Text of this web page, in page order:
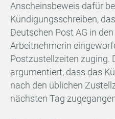
Anscheinsbeweis dafür
Kündigungsschreiben,
Deutschen Post AG in
Arbeitnehmerin
Postzustellzeiten zuging.
argumentiert, dass das
nach den üblichen
nächsten Tag